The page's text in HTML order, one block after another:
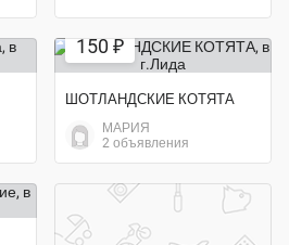
150 ₽
ШОТЛАНДСКИЕ КОТЯТА
МАРИЯ
2 объявления